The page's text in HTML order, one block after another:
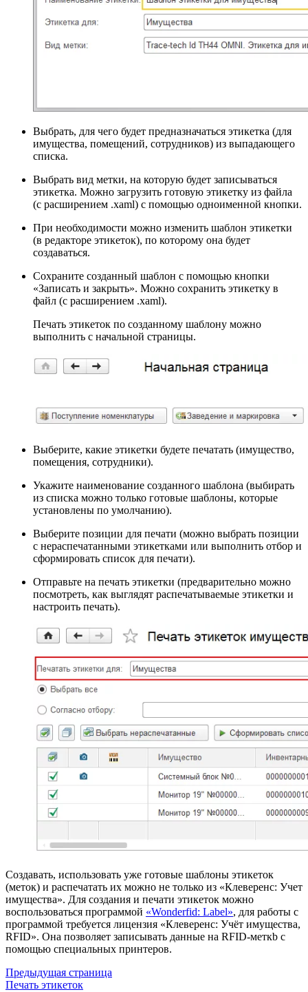
Выбрать, для чего будет предназначаться этикетка (для
имущества, помещений, сотрудников) из выпадающего
списка.
Выбрать вид метки, на которую будет записываться
этикетка. Можно загрузить готовую этикетку из файла
(с расширением .xaml) с помощью одноименной кнопки.
При необходимости можно изменить шаблон этикетки
(в редакторе этикеток), по которому она будет
создаваться.
Сохраните созданный шаблон с помощью кнопки
«Записать и закрыть». Можно сохранить этикетку в
файл (с расширением .xaml).
Печать этикеток по созданному шаблону можно
выполнить с начальной страницы.
Выберите, какие этикетки будете печатать (имущество,
помещения, сотрудники).
Укажите наименование созданного шаблона (выбирать
из списка можно только готовые шаблоны, которые
установлены по умолчанию).
Выберите позиции для печати (можно выбрать позиции
с нераспечатанными этикетками или выполнить отбор и
сформировать список для печати).
Отправьте на печать этикетки (предварительно можно
посмотреть, как выглядят распечатываемые этикетки и
настроить печать).
Создавать, использовать уже готовые шаблоны этикеток
(меток) и распечатать их можно не только из «Клеверенс: Учет
имущества». Для создания и печати этикеток можно
воспользоваться программой «Wonderfid: Label», для работы с
программой требуется лицензия «Клеверенс: Учёт имущества,
RFID». Она позволяет записывать данные на RFID-меткb c
помощью специальных принтеров.
Предыдущая страница
Печать этикеток